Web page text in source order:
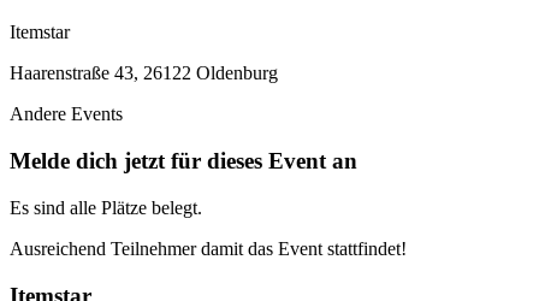
Itemstar
Haarenstraße 43, 26122 Oldenburg
Andere Events
Melde dich jetzt für dieses Event an
Es sind alle Plätze belegt.
Ausreichend Teilnehmer damit das Event stattfindet!
Itemstar